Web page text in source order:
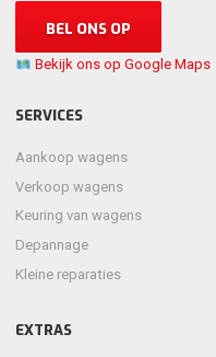
BEL ONS OP
Bekijk ons op Google Maps
SERVICES
Aankoop wagens
Verkoop wagens
Keuring van wagens
Depannage
Kleine reparaties
EXTRAS